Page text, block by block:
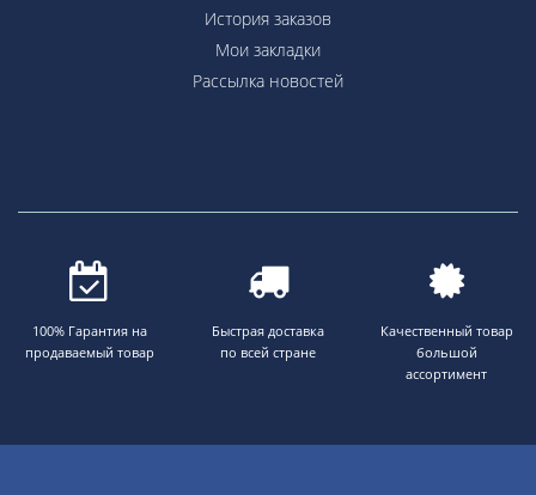
История заказов
Мои закладки
Рассылка новостей
100% Гарантия на
продаваемый товар
Быстрая доставка
по всей стране
Качественный товар
большой
ассортимент